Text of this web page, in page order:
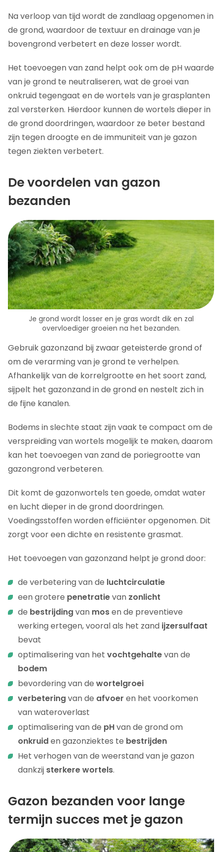
Na verloop van tijd wordt de zandlaag opgenomen in
de grond, waardoor de textuur en drainage van je
bovengrond verbetert en deze losser wordt.
Het toevoegen van zand helpt ook om de pH waarde
van je grond te neutraliseren, wat de groei van
onkruid tegengaat en de wortels van je grasplanten
zal versterken. Hierdoor kunnen de wortels dieper in
de grond doordringen, waardoor ze beter bestand
zijn tegen droogte en de immuniteit van je gazon
tegen ziekten verbetert.
De voordelen van gazon
bezanden
Je grond wordt losser en je gras wordt dik en zal
overvloediger groeien na het bezanden.
Gebruik gazonzand bij zwaar geteisterde grond of
om de verarming van je grond te verhelpen.
Afhankelijk van de korrelgrootte en het soort zand,
sijpelt het gazonzand in de grond en nestelt zich in
de fijne kanalen.
Bodems in slechte staat zijn vaak te compact om de
verspreiding van wortels mogelijk te maken, daarom
kan het toevoegen van zand de poriegrootte van
gazongrond verbeteren.
Dit komt de gazonwortels ten goede, omdat water
en lucht dieper in de grond doordringen.
Voedingsstoffen worden efficiënter opgenomen. Dit
zorgt voor een dichte en resistente grasmat.
Het toevoegen van gazonzand helpt je ​​grond door:
de verbetering van de luchtcirculatie
een grotere penetratievan zonlicht
de bestrijdingvan mosen de preventieve
werking ertegen, vooral als het zand ijzersulfaat
bevat
optimalisering van het vochtgehaltevan de
bodem
bevordering van de wortelgroei
verbeteringvan de afvoer en het voorkomen
van wateroverlast
optimalisering van de pHvan de grond om
onkruiden gazonziektes te bestrijden
Het verhogen van de weerstand van je gazon
dankzij sterkere wortels.
Gazon bezanden voor lange
termijn succes met je gazon